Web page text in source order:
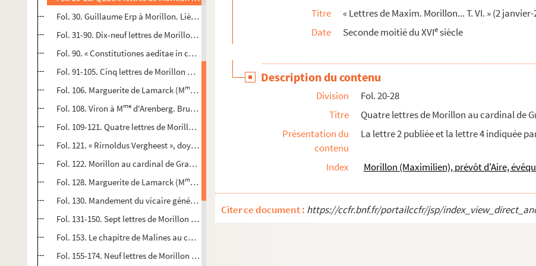
Fol. 30. Guillaume Erp à Morillon. Liège, 24 janvier 1569
Fol. 31-90. Dix-neuf lettres de Morillon au cardinal de Granvelle. Bruxelles, 29 janvier-9 avril 1569
Fol. 90. « Constitutiones aeditae in congregatione pastorum celebrata Vilvordiae, Mechliniensis diocesis, die...
Fol. 91-105. Cinq lettres de Morillon au cardinal de Granvelle. Bruxelles, 17 avril-2 mai 1569
Fol. 106. Marguerite de Lamarck (Mme d'Arenberg) au maître des comptes Viron. Hontzelredyck, 7 mai 1569
Fol. 108. Viron à Mme d'Arenberg. Bruxelles, 13 mai 1569
Fol. 109-121. Quatre lettres de Morillon au cardinal de Granvelle. Bruxelles, 15-16 mai 1569
Fol. 121. « Rirnoldus Vergheest », doyen de Malines, à Morillon. Malines, 16 mai 1569
Fol. 122. Morillon au cardinal de Granvelle. Bruxelles, 22 mai 1569
Fol. 128. Marguerite de Lamarck (Mme d'Arenberg) à Morillon. Hontzelredyck, 7 mai 1569
Fol. 130. Mandement du vicaire général du cardinal de Granvelle pour les ordres. Bruxelles, 26 mai 1569
Fol. 131-150. Sept lettres de Morillon au cardinal de Granvelle. Bruxelles, 23 mai-20 juin, et Louvain, 17 juin 15...
Fol. 153. Le chapitre de Malines au cardinal de Granvelle. Malines, 14 juillet 1569
Fol. 155-174. Neuf lettres de Morillon au cardinal de Granvelle. Bruxelles, 10 juillet-7 août 1569
Titre
« Lettres de Maxim. Morillon... T. VI. » (2
Date
Seconde moitié du XVIesiècle
Description du contenu
Division
Fol. 20-28
Titre
Quatre lettres de Morillon au cardinal de
Présentation du
contenu
La lettre 2 publiée et la lettre 4 indiquée
Index Morillon (Maximilien), prévôt d'Aire,
Citer ce document : https://ccfr.bnf.fr/portailccfr/jsp/